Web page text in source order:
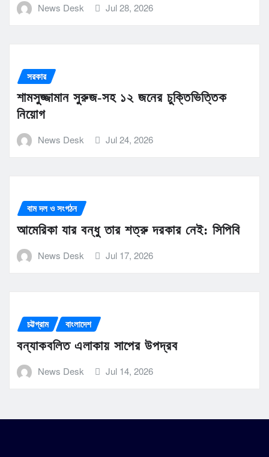
News Desk Jul 28, 2026
সরকার
শামসুজ্জামান সুরুজ-সহ ১২ জনের চুক্তিভিত্তিক
নিয়োগ
News Desk Jul 24, 2026
বাম দল ও সংগঠন
আমেরিকা যার বন্ধু তার শত্রু দরকার নেই: সিপিবি
News Desk Jul 17, 2026
চট্টগ্রাম বাংলাদেশ
বন্যাকবলিত এলাকায় সাপের উপদ্রব
News Desk Jul 14, 2026